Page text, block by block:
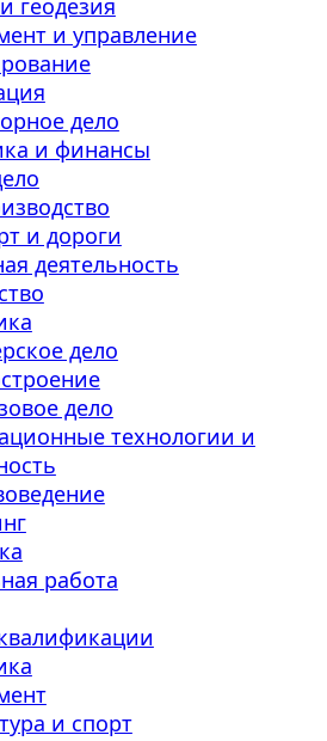
геодезия
и управление
дело
и финансы
и дороги
деятельность
дело
дело
технологии и
работа
и спорт